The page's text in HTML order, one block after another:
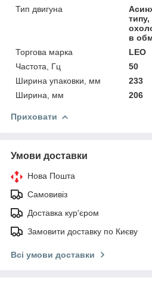
Тип двигуна
типу,
в
Торгова марка
LEO
Частота, Гц
50
Ширина упаковки, мм
233
Ширина, мм
206
Приховати
Умови доставки
Нова Пошта
Самовивіз
Доставка кур'єром
Замовити доставку по Києву
Всі умови доставки